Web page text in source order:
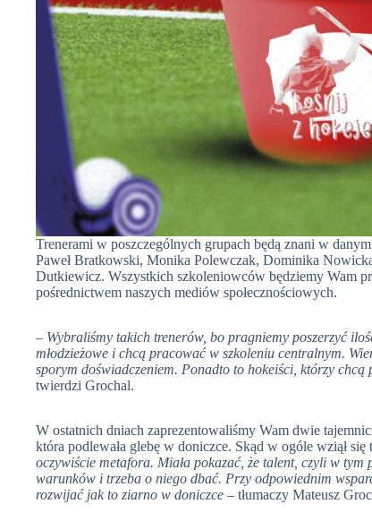
Trenerami w poszczególnych grupach będą znani w
Paweł Bratkowski, Monika Polewczak, Dominika
Dutkiewicz. Wszystkich szkoleniowców będziemy Wam
pośrednictwem naszych mediów społecznościowych.
– Wybraliśmy takich trenerów, bo pragniemy poszerzyć
młodzieżowe i chcą pracować w szkoleniu centralnym.
sporym doświadczeniem. Ponadto to hokeiści, którzy
twierdzi Grochal.
W ostatnich dniach zaprezentowaliśmy Wam dwie
która podlewała glebę w doniczce. Skąd w ogóle wziął się
oczywiście metafora. Miała pokazać, że talent, czyli w
warunków i trzeba o niego dbać. Przy odpowiednim
rozwijać jak to ziarno w doniczce – tłumaczy Mateusz